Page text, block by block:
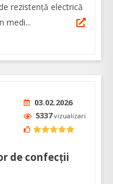
rezistență electrică
medi...
03.02.2026
5337vizualizari
de confecții